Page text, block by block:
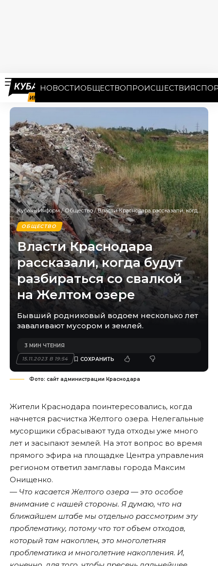
НОВОСТИОБЩЕСТВОПРОИСШЕСТВИЯ
Кубань Информ/Общество/Власти Краснодара рассказали, когда будут разбираться со свалкой на Желтом озере
ОБЩЕСТВО
Власти Краснодара
рассказали, когда будут
разбираться со свалкой
на Желтом озере
Бывший родниковый водоем несколько лет
заваливают мусором и землей.
15.11.2023 В 19:54
3 МИН ЧТЕНИЯ
Фото: сайт администрации Краснодара
Жители Краснодара поинтересовались, когда
начнется расчистка Желтого озера. Нелегальные
мусорщики сбрасывают туда отходы уже много
лет и засыпают землей. На этот вопрос во время
прямого эфира на площадке Центра управления
регионом ответил замглавы города Максим
Онищенко.
— Что касается Желтого озера — это особое
внимание с нашей стороны. Я думаю, что на
ближайшем штабе мы отдельно рассмотрим эту
проблематику, потому что тот объем отходов,
который там накоплен, это многолетняя
проблематика и многолетние накопления. И,